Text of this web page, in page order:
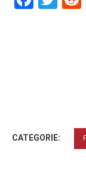
CATEGORIE: